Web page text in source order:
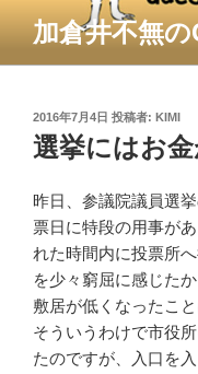
テ
加倉井不無
投
稿
日:
2016年7月4日 投稿者: KIMI
選挙にはお
昨日、参議院議員選
票日に特段の用事が
れた時間内に投票所
を少々窮屈に感じた
敷居が低くなったこと
そういうわけで市役
たのですが、入口を